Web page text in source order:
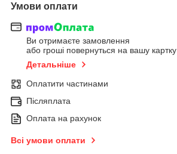
Умови оплати
Ви отримаєте замовлення
або гроші повернуться на вашу картку
Детальніше
Оплатити частинами
Післяплата
Оплата на рахунок
Всі умови оплати